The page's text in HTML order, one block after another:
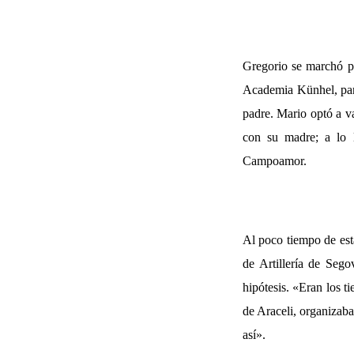
Gregorio se marchó
Academia Künhel,
padre. Mario optó a
con su madre; a lo
Campoamor.
Al poco tiempo de
de Artillería de
hipótesis. «Eran los
de Araceli,
así».